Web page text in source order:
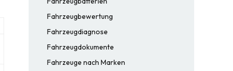
Fahrzeugbewertung
Fahrzeugdiagnose
Fahrzeugdokumente
Fahrzeuge nach Marken